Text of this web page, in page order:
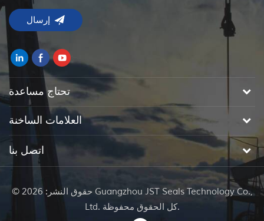
تحتاج مساعدة
العلامات الساخنة
اتصل بنا
© حقوق النشر: 2026 Guangzhou JST Seals Technology Co.,
Ltd. كل الحقوق محفوظة.